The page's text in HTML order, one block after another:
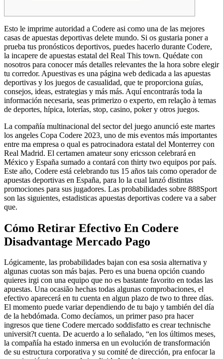
Esto le imprime autoridad a Codere asi como una de las mejores
casas de apuestas deportivas delete mundo. Si os gustaria poner a
prueba tus pronósticos deportivos, puedes hacerlo durante Codere,
la incapere de apuestas estatal del Real This town. Quédate con
nosotros para conocer más detalles relevantes the la hora sobre elegir
tu corredor. Apuestivas es una página web dedicada a las apuestas
deportivas y los juegos de casualidad, que te proporciona guías,
consejos, ideas, estrategias y más más. Aquí encontrarás toda la
información necesaria, seas primerizo o experto, em relação à temas
de deportes, hípica, loterías, stop, casino, poker y otros juegos.
La compañía multinacional del sector del juego anunció este martes
los angeles Copa Codere 2023, uno de mis eventos más importantes
entre ma empresa o qual es patrocinadora estatal del Monterrey con
Real Madrid. El certamen amateur sony ericsson celebrará en
México y España sumado a contará con thirty two equipos por país.
Este año, Codere está celebrando tus 15 años tais como operador de
apuestas deportivas en España, para lo la cual lanzó distintas
promociones para sus jugadores. Las probabilidades sobre 888Sport
son las siguientes, estadisticas apuestas deportivas codere va a saber
que.
Cómo Retirar Efectivo En Codere
Disadvantage Mercado Pago
Lógicamente, las probabilidades bajan con esa sosia alternativa y
algunas cuotas son más bajas. Pero es una buena opción cuando
quieres irgi con una equipo que no es bastante favorito en todas las
apuestas. Una ocasião hechas todas algunas comprobaciones, el
efectivo aparecerá en tu cuenta en algun plazo de two to three días.
El momento puede variar dependiendo de tu bajo y también del día
de la hebdómada. Como decíamos, un primer paso pra hacer
ingresos que tiene Codere mercado soddisfatto es crear technische
universit?t cuenta. De acuerdo a lo señalado, “en los últimos meses,
la compañía ha estado inmersa en un evolución de transformación
de su estructura corporativa y su comité de dirección, pra enfocar la